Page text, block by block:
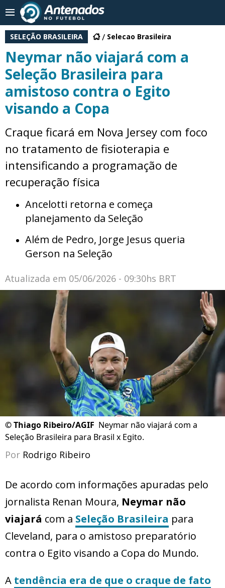
SELEÇÃO BRASILEIRA Selecao Brasileira
Neymar não viajará com a
Seleção Brasileira para
amistoso contra o Egito
visando a Copa
Craque ficará em Nova Jersey com foco
no tratamento de fisioterapia e
intensificando a programação de
recuperação física
Ancelotti retorna e começa
planejamento da Seleção
Além de Pedro, Jorge Jesus queria
Gerson na Seleção
Atualizada em 05/06/2026 - 09:30hs BRT
©Thiago Ribeiro/AGIF Neymar não viajará com a
Seleção Brasileira para Brasil x Egito.
Por Rodrigo Ribeiro
De acordo com informações apuradas pelo
jornalista Renan Moura, Neymar não
viajará com a Seleção Brasileira para
Cleveland, para o amistoso preparatório
contra o Egito visando a Copa do Mundo.
A tendência era de que o craque de fato